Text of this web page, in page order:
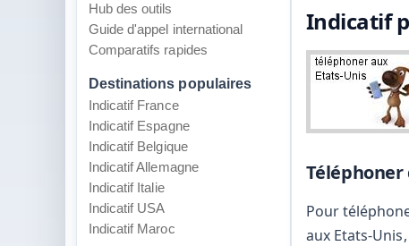
Hub des outils
Guide d'appel international
Comparatifs rapides
Destinations populaires
Indicatif France
Indicatif Espagne
Indicatif Belgique
Indicatif Allemagne
Indicatif Italie
Indicatif USA
Indicatif Maroc
Indicatif
Téléphoner
Pour
aux Etats-